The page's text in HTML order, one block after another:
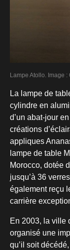
Lampe Atollo. Image :
La lampe de
cylindre en
d’un abat-jour
créations
appliques
lampe de table
Morocco, dotée
jusqu’à 36
également reçu
carrière
En 2003, la ville
organisé une
qu’il soit